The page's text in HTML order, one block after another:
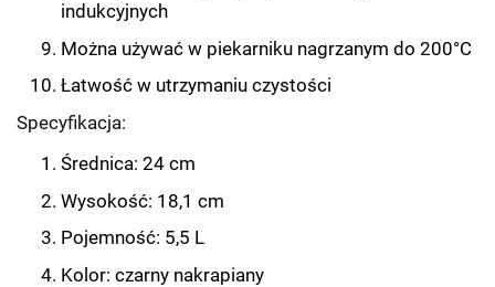
indukcyjnych
Można używać w piekarniku nagrzanym do 200°C
Łatwość w utrzymaniu czystości
Specyfikacja:
Średnica: 24 cm
Wysokość: 18,1 cm
Pojemność: 5,5 L
Kolor: czarny nakrapiany